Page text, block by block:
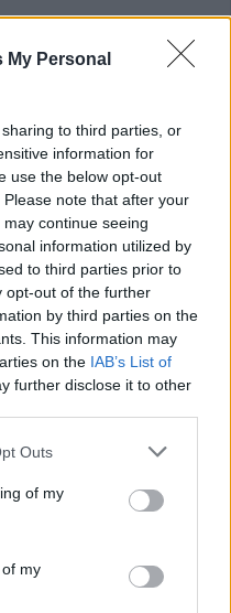
My Personal
to third parties, or
information for
use the below opt-out
note that after your
continue seeing
information utilized by
to third parties prior to
opt-out of the further
by third parties on the
This information may
on the IAB’s List of
further disclose it to other
Outs
of my
my
Προγραμμάτων
αναλυτική σκέψη και
και καλές
ως Great
σύμφωνα με την
προσόντα
μελετητικό και
στην Ελλάδα